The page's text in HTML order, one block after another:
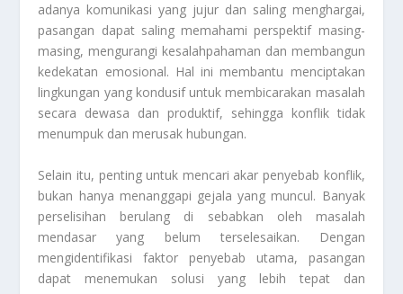
adanya komunikasi yang jujur dan saling menghargai,
pasangan dapat saling memahami perspektif masing-
masing, mengurangi kesalahpahaman dan membangun
kedekatan emosional. Hal ini membantu menciptakan
lingkungan yang kondusif untuk membicarakan masalah
secara dewasa dan produktif, sehingga konflik tidak
menumpuk dan merusak hubungan.
Selain itu, penting untuk mencari akar penyebab konflik,
bukan hanya menanggapi gejala yang muncul. Banyak
perselisihan berulang di sebabkan oleh masalah
mendasar yang belum terselesaikan. Dengan
mengidentifikasi faktor penyebab utama, pasangan
dapat menemukan solusi yang lebih tepat dan